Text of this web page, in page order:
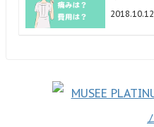
2018.10.12